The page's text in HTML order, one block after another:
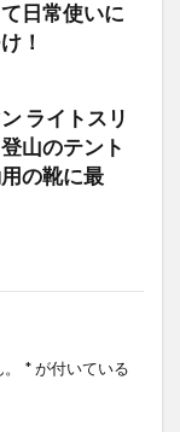
日常使いに
！
ライトスリ
山のテント
の靴に最
*が付いている